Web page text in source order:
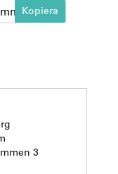
3-1-2
3